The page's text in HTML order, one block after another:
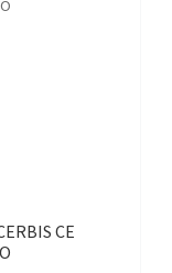
CE